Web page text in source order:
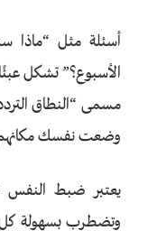
أسئلة مثل “ماذا
الأسبوع؟” تشكل عبئًا
مسمى “النطاق
وضعت نفسك
يعتبر ضبط النفس
وتضطرب بسهولة